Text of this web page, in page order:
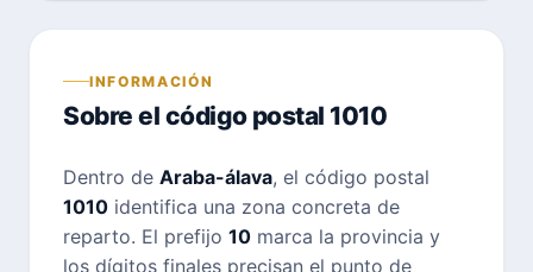
INFORMACIÓN
Sobre el código postal 1010
Dentro de Araba-álava, el código postal
1010 identifica una zona concreta de
reparto. El prefijo 10 marca la provincia y
los dígitos finales precisan el punto de